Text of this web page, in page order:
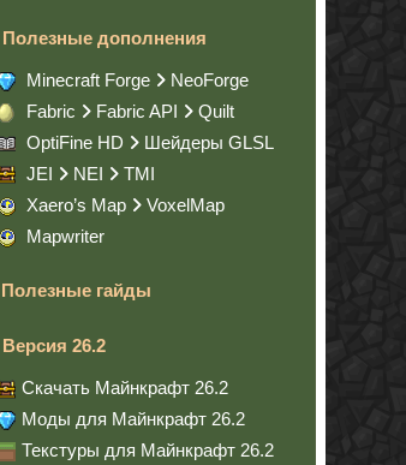
Полезные дополнения
Minecraft Forge
NeoForge
Fabric
Fabric API
Quilt
OptiFine HD
Шейдеры GLSL
JEI
NEI
TMI
Xaero’s Map
VoxelMap
Mapwriter
Полезные гайды
Версия 26.2
Скачать Майнкрафт 26.2
Моды для Майнкрафт 26.2
Текстуры для Майнкрафт 26.2